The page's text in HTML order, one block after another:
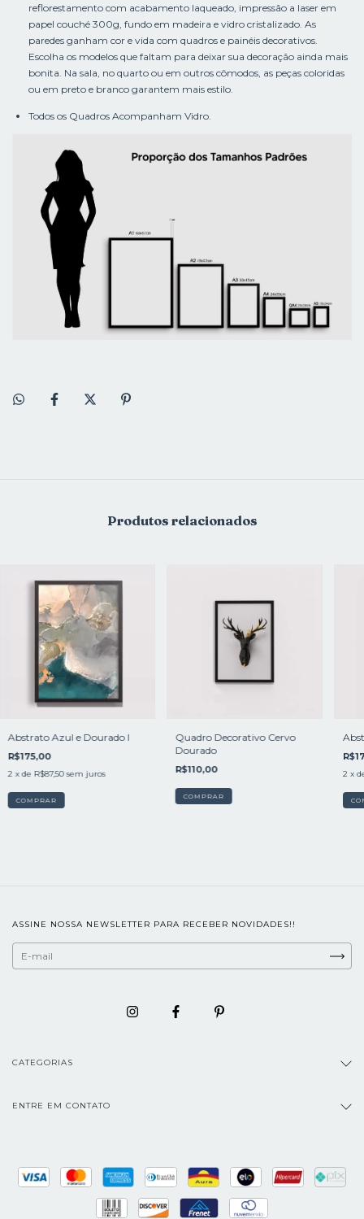
reflorestamento com acabamento laqueado, impressão a laser em
papel couché 300g, fundo em madeira e vidro cristalizado. As
paredes ganham cor e vida com quadros e painéis decorativos.
Escolha os modelos que faltam para deixar sua decoração ainda mais
bonita. Na sala, no quarto ou em outros cômodos, as peças coloridas
ou em preto e branco garantem mais estilo.
Todos os Quadros Acompanham Vidro.
Produtos relacionados
Abstrato Azul e Dourado l
R$175,00
2 x de R$87,50 sem juros
COMPRAR
Quadro Decorativo Cervo
Dourado
R$110,00
COMPRAR
2 x
ASSINE NOSSA NEWSLETTER PARA RECEBER NOVIDADES!!
CATEGORIAS
ENTRE EM CONTATO